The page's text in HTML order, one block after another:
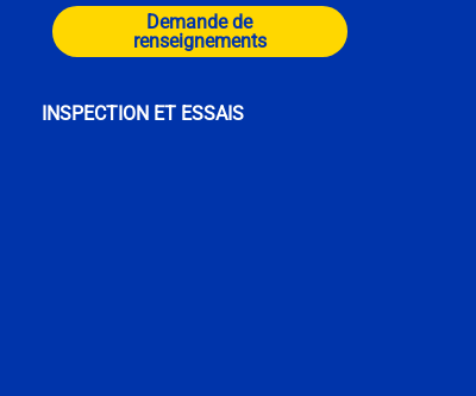
Demande de
renseignements
INSPECTION ET ESSAIS